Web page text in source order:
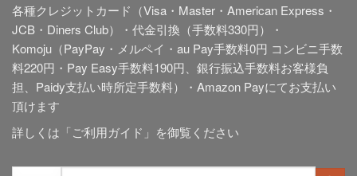
各種クレジットカード（Visa・Master・American Express・
JCB・Diners Club）・代金引換（手数料330円）・
Komoju（PayPay・メルペイ・au Pay手数料0円 コンビニ手数
料220円・Pay Easy手数料190円、銀行振込手数料お客様負
担、Paidy支払い時所定手数料）・Amazon Payにてお支払い
頂けます
詳しくは「ご利用ガイド 」を御覧ください